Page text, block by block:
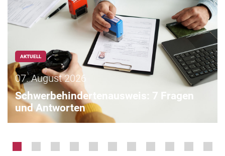
AKTUELL
07. August 2026
Schwerbehindertenausweis: 7 Fragen
und Antworten